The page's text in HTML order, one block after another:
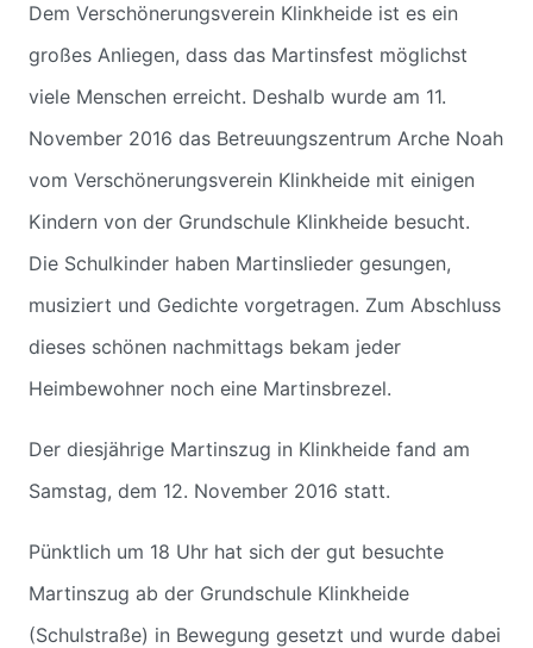
Dem Verschönerungsverein Klinkheide ist es ein
großes Anliegen, dass das Martinsfest möglichst
viele Menschen erreicht. Deshalb wurde am 11.
November 2016 das Betreuungszentrum Arche Noah
vom Verschönerungsverein Klinkheide mit einigen
Kindern von der Grundschule Klinkheide besucht.
Die Schulkinder haben Martinslieder gesungen,
musiziert und Gedichte vorgetragen. Zum Abschluss
dieses schönen nachmittags bekam jeder
Heimbewohner noch eine Martinsbrezel.
Der diesjährige Martinszug in Klinkheide fand am
Samstag, dem 12. November 2016 statt.
Pünktlich um 18 Uhr hat sich der gut besuchte
Martinszug ab der Grundschule Klinkheide
(Schulstraße) in Bewegung gesetzt und wurde dabei